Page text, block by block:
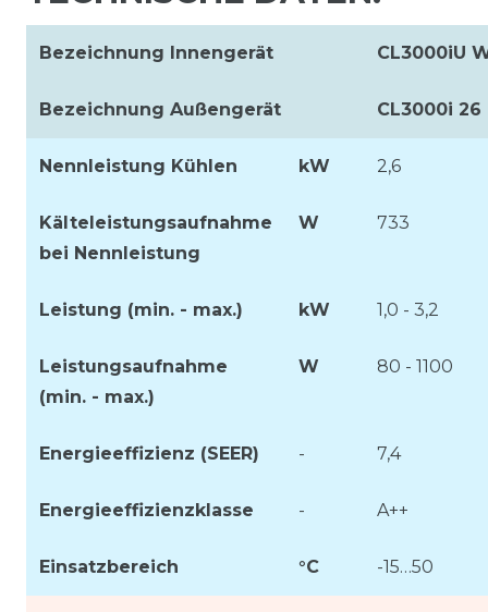
Bezeichnung Innengerät CL3000iU
Bezeichnung Außengerät CL3000i 26
Nennleistung Kühlen kW 2,6
Kälteleistungsaufnahme
bei Nennleistung
W 733
Leistung (min. - max.) kW 1,0 - 3,2
Leistungsaufnahme
(min. - max.)
W 80 - 1100
Energieeffizienz (SEER) - 7,4
Energieeffizienzklasse - A++
Einsatzbereich °C -15…50